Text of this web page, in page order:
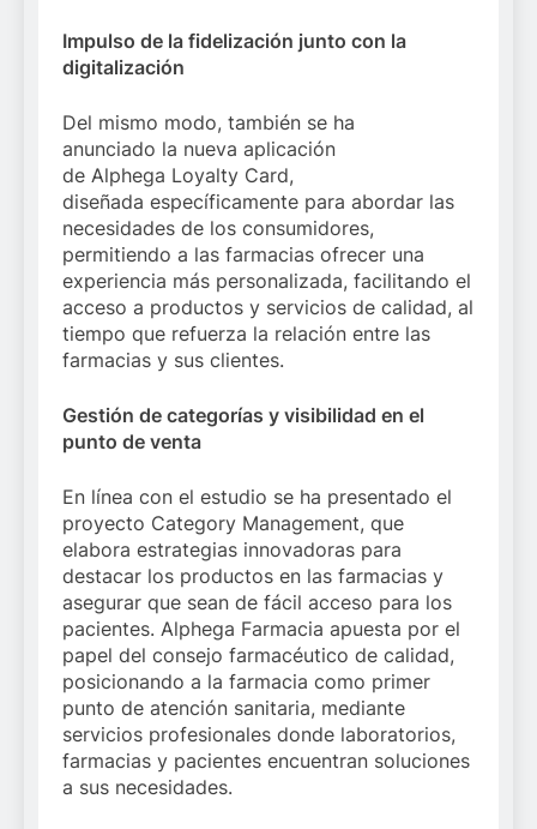
Impulso de la fidelización junto con la
digitalización
Del mismo modo, también se ha
anunciado la nueva aplicación
de Alphega Loyalty Card,
diseñada específicamente para abordar las
necesidades de los consumidores,
permitiendo a las farmacias ofrecer una
experiencia más personalizada, facilitando el
acceso a productos y servicios de calidad, al
tiempo que refuerza la relación entre las
farmacias y sus clientes.
Gestión de categorías y visibilidad en el
punto de venta
En línea con el estudio se ha presentado el
proyecto Category Management, que
elabora estrategias innovadoras para
destacar los productos en las farmacias y
asegurar que sean de fácil acceso para los
pacientes. Alphega Farmacia apuesta por el
papel del consejo farmacéutico de calidad,
posicionando a la farmacia como primer
punto de atención sanitaria, mediante
servicios profesionales donde laboratorios,
farmacias y pacientes encuentran soluciones
a sus necesidades.